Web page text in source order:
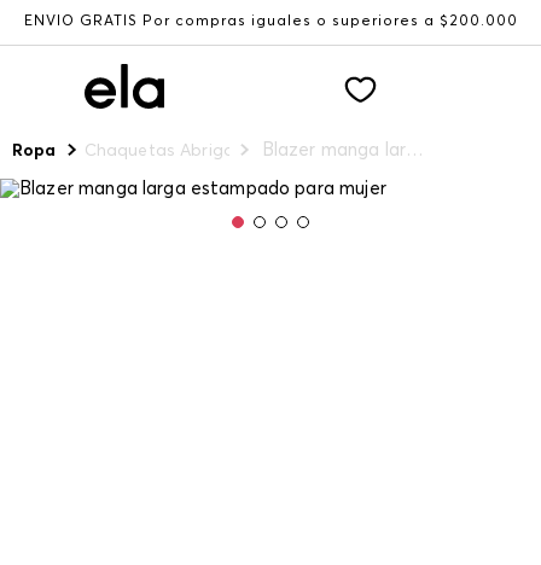
ENVÍO GRATIS Por compras iguales o superiores a $200.000
Ropa Chaquetas Abrigos y Chalecos Blazer manga larga estampado para mujer